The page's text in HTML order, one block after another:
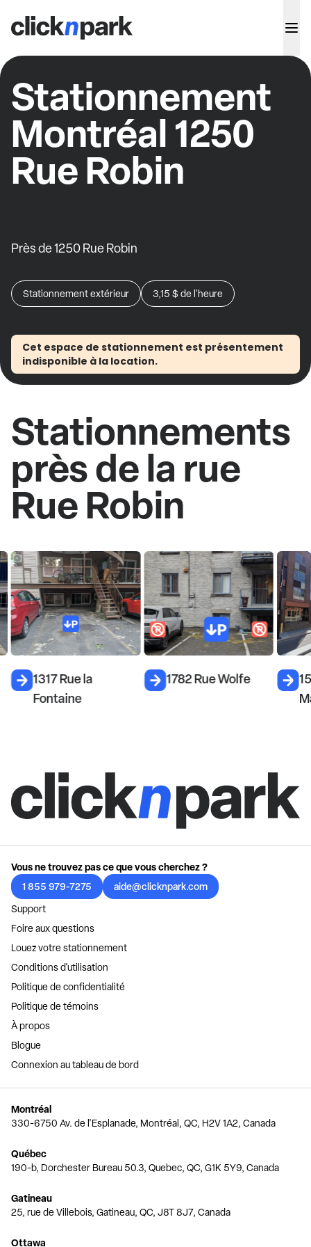
Stationnement
Montréal 1250
Rue Robin
Près de 1250 Rue Robin
Stationnement extérieur 3,15 $ de l'heure
Cet espace de stationnement est présentement
indisponible à la location.
Stationnements
près de la rue
Rue Robin
1317 Rue la
Fontaine
1782 Rue Wolfe
Vous ne trouvez pas ce que vous cherchez ?
1 855 979-7275
aide@clicknpark.com
Support
Foire aux questions
Louez votre stationnement
Conditions d'utilisation
Politique de confidentialité
Politique de témoins
À propos
Blogue
Connexion au tableau de bord
Montréal
330-6750 Av. de l'Esplanade, Montréal, QC, H2V 1A2, Canada
Québec
190-b, Dorchester Bureau 50.3, Quebec, QC, G1K 5Y9, Canada
Gatineau
25, rue de Villebois, Gatineau, QC, J8T 8J7, Canada
Ottawa